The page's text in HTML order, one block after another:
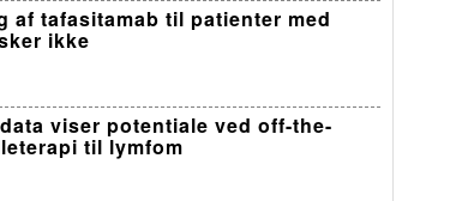
af tafasitamab til patienter med
ikke
viser potentiale ved off-the-
til lymfom